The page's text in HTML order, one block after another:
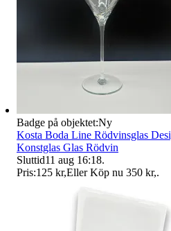
Badge på objektet:Ny
Kosta Boda Line Rödvinsglas
Konstglas Glas Rödvin
Sluttid11 aug 16:18.
Pris:125 kr,Eller Köp nu 350 kr,.